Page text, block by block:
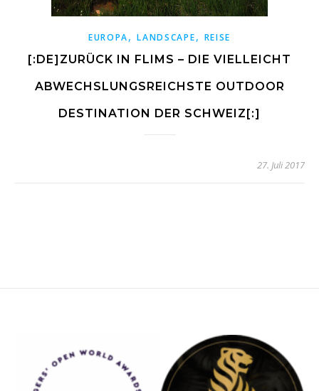
EUROPA,LANDSCAPE, REISE
[:DE]ZURÜCK IN FLIMS – DIE VIELLEICHT
ABWECHSLUNGSREICHSTE OUTDOOR
DESTINATION DER SCHWEIZ[:]
27. Juli 2017